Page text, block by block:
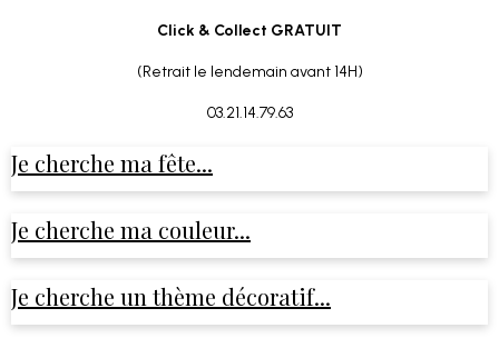
Click & Collect GRATUIT
(Retrait le lendemain avant 14H)
03.21.14.79.63
Je cherche ma fête...
Je cherche ma couleur...
Je cherche un thème décoratif...